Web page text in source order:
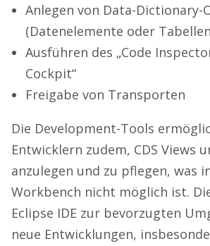
Anlegen von Data-Dictionary-
(Datenelemente oder
Ausführen des „Code
Cockpit“
Freigabe von Transporten
Die Development-Tools
Entwicklern zudem, CDS Views
anzulegen und zu pflegen, was
Workbench nicht möglich ist.
Eclipse IDE zur bevorzugten
neue Entwicklungen,